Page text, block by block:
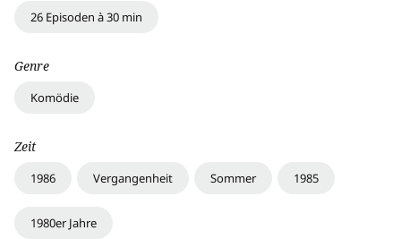
26 Episoden à 30 min
Genre
Komödie
Zeit
1986 Vergangenheit Sommer 1985
1980er Jahre